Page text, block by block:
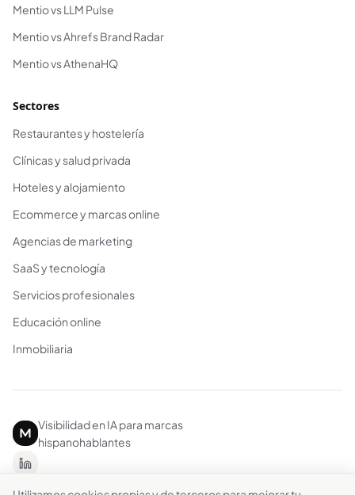
Mentio vs LLM Pulse
Mentio vs Ahrefs Brand Radar
Mentio vs AthenaHQ
Sectores
Restaurantes y hostelería
Clínicas y salud privada
Hoteles y alojamiento
Ecommerce y marcas online
Agencias de marketing
SaaS y tecnología
Servicios profesionales
Educación online
Inmobiliaria
Visibilidad en IA para marcas
hispanohablantes